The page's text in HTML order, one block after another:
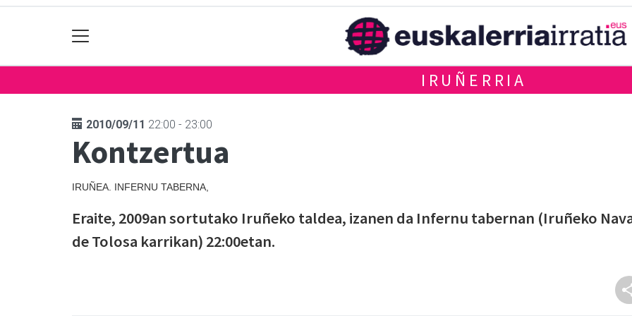
IRUÑERRIA
2010/09/11 22:00 - 23:00
Kontzertua
IRUÑEA. INFERNU TABERNA,
Eraite, 2009an sortutako Iruñeko taldea, izanen da Infernu tabernan (Iruñeko
de Tolosa karrikan) 22:00etan.